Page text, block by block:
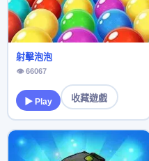
射擊泡泡
👁 66067
▶ Play 收藏遊戲